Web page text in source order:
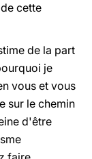
cette
de la part
je
vous et vous
sur le chemin
d'être